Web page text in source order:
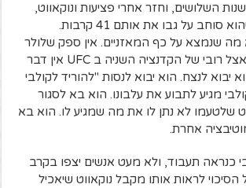
השלושים, וחזר אחרי פציעות ונוקאווט,
כמו גם העובדה שהוא סוחב על גבו את אותם 41 קרבות.
מה שנמצא על כף המאזניים. אין ספק שלולר
יגיע לתת את כולו. אצל רובי של הקדנציה השניה ב UFC אין דבר
יבוא לנצח. הוא יבוא לנסות "להוריד לקולבי
מגיע לתבוע את עלבונו. הוא בא לסגור
שלטעמו לא נתן לו את מה שמגיע לו. הוא בא
אחרת.
כנראה תעבוד, ולא מעט אנשים יצפו בקרב
לראות אותו מקבל נוקאווט שיאכיל